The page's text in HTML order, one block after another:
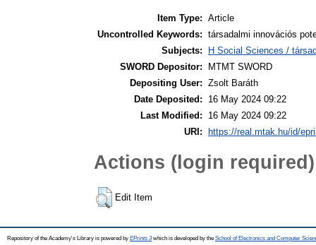
Item Type: Article
Uncontrolled Keywords: társadalmi innovációs
Subjects:
H Social Sciences /
SWORD Depositor:
MTMT SWORD
Depositing User: Zsolt Baráth
Date Deposited:
16 May 2024 09:22
Last Modified:
16 May 2024 09:22
URI:
https://real.mtak.hu/id/
Actions (login required)
Edit Item
Repository of the Academy's Library is powered by EPrints 3which is developed by the School of Electronics and Computer